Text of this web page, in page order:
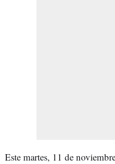
Este martes, 11 de